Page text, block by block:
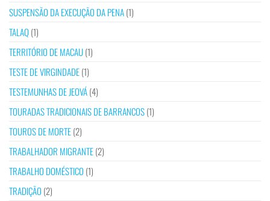
SUSPENSÃO DA EXECUÇÃO DA PENA(1)
TALAQ(1)
TERRITÓRIO DE MACAU(1)
TESTE DE VIRGINDADE(1)
TESTEMUNHAS DE JEOVÁ(4)
TOURADAS TRADICIONAIS DE BARRANCOS(1)
TOUROS DE MORTE(2)
TRABALHADOR MIGRANTE(2)
TRABALHO DOMÉSTICO (1)
TRADIÇÃO (2)